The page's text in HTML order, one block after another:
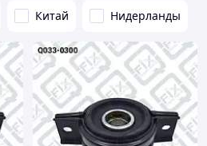
Китай Нидерланды